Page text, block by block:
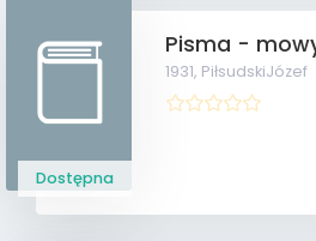
Dostępna
1931, PiłsudskiJózef